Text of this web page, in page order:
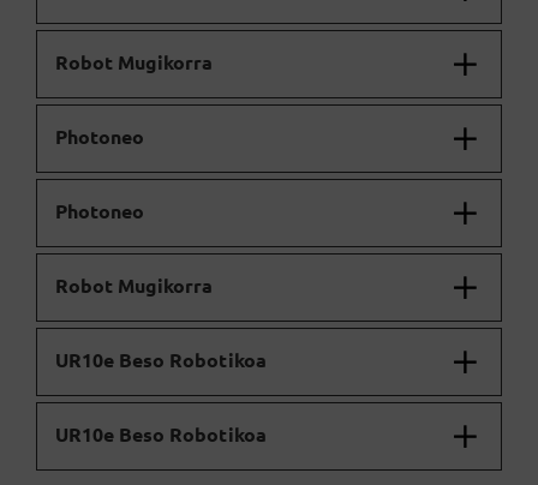
Robot Mugikorra
Photoneo
Photoneo
Robot Mugikorra
UR10e Beso Robotikoa
UR10e Beso Robotikoa